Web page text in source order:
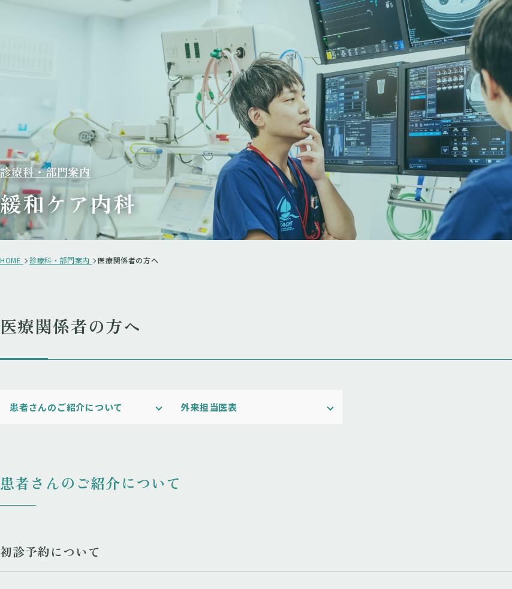
診療科・部門案内
緩和ケア内科
HOME 診療科・部門案内 医療関係者の方へ
医療関係者の方へ
患者さんのご紹介について 外来担当医表
患者さんのご紹介について
初診予約について